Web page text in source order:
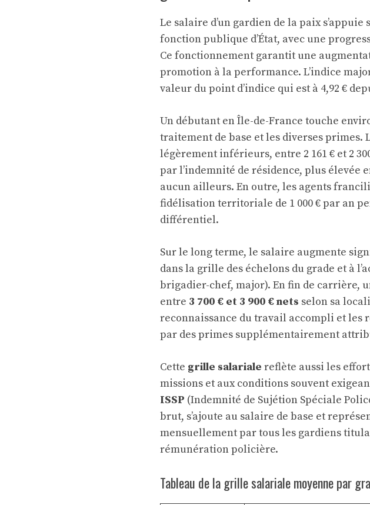
Le salaire d’un gardien de la paix
fonction publique d’État, avec une
Ce fonctionnement garantit une
promotion à la performance. L’indice
valeur du point d’indice qui est à 4,92 €
Un débutant en Île-de-France touche
traitement de base et les diverses primes.
légèrement inférieurs, entre 2 161 € et 2
par l’indemnité de résidence, plus élevée
aucun ailleurs. En outre, les agents
fidélisation territoriale de 1 000 € par an
différentiel.
Sur le long terme, le salaire augmente
dans la grille des échelons du grade et à
brigadier-chef, major). En fin de carrière,
entre 3 700 € et 3 900 € nets selon sa
reconnaissance du travail accompli et les
par des primes supplémentairement
Cette grille salariale reflète aussi les
missions et aux conditions souvent
ISSP (Indemnité de Sujétion Spéciale
brut, s’ajoute au salaire de base et
mensuellement par tous les gardiens
rémunération policière.
Tableau de la grille salariale moyenne par